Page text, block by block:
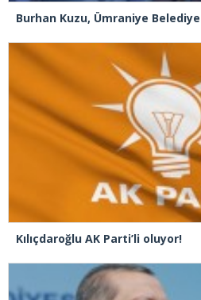
Burhan Kuzu, Ümraniye
Kılıçdaroğlu AK Parti’li oluyor!